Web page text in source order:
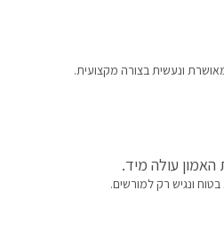
ונעשית בצורה מקצועית.
עולה מיד.
ונגיש רק למורשים.